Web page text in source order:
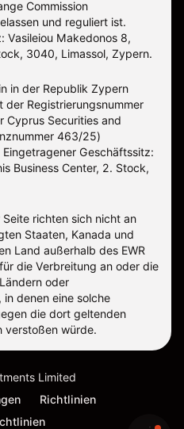
Commission
und reguliert ist.
Vasileiou Makedonos 8,
3040, Limassol, Zypern.
in der Republik Zypern
der Registrierungsnummer
Cyprus Securities and
463/25)
Geschäftssitz:
Business Center, 2. Stock,
richten sich nicht an
Staaten, Kanada und
Land außerhalb des EWR
die Verbreitung an oder die
oder
denen eine solche
die dort geltenden
verstoßen würde.
Limited
Richtlinien